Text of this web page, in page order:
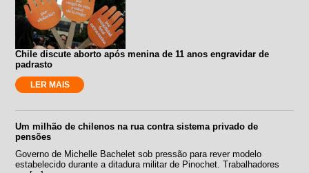
Chile discute aborto após menina de 11 anos engravidar de
padrasto
LER MAIS
Um milhão de chilenos na rua contra sistema privado de
pensões
Governo de Michelle Bachelet sob pressão para rever modelo
estabelecido durante a ditadura militar de Pinochet. Trabalhadores